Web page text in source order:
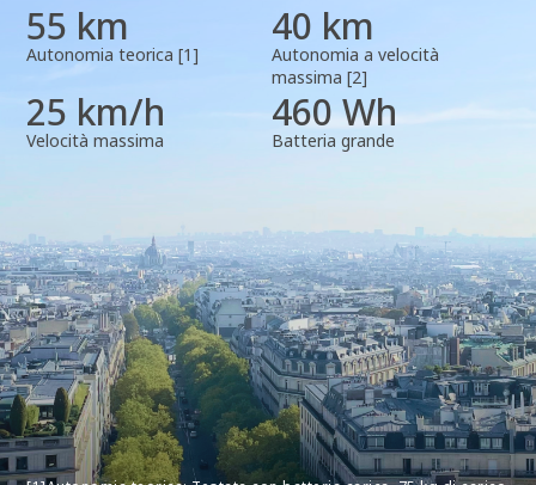
55 km
Autonomia teorica [1]
40 km
Autonomia a velocità
massima [2]
25 km/h
Velocità massima
460 Wh
Batteria grande
900 W
Trazione integrale
Sistema di controllo della trazione (TCS)
Si
Freno
Freno